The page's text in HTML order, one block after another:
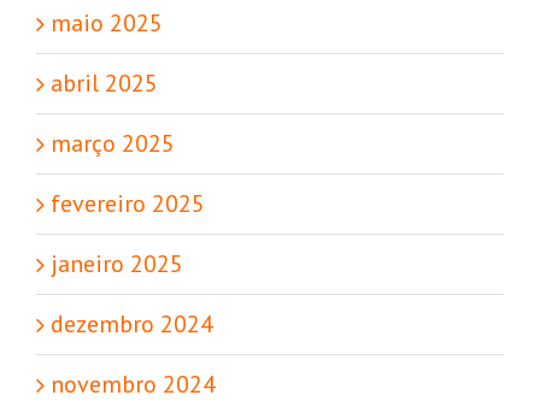
maio 2025
abril 2025
março 2025
fevereiro 2025
janeiro 2025
dezembro 2024
novembro 2024